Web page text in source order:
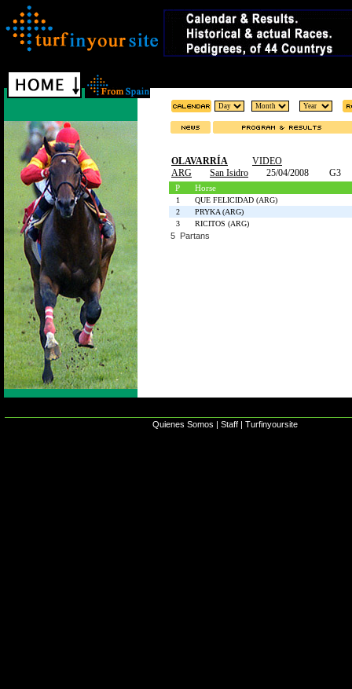
OLAVARRÍA
VIDEO
ARG
San Isidro 25/04/2008 G3
P Horse
1
QUE FELICIDAD (ARG)
2
PRYKA (ARG)
3
RICITOS (ARG)
5 Partans
Quienes Somos | Staff | Turfinyoursite